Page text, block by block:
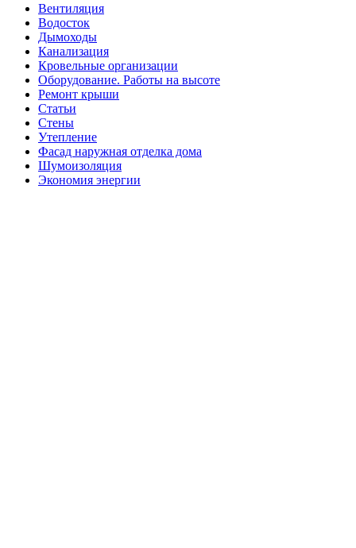
Вентиляция
Водосток
Дымоходы
Канализация
Кровельные организации
Оборудование. Работы на высоте
Ремонт крыши
Статьи
Стены
Утепление
Фасад наружная отделка дома
Шумоизоляция
Экономия энергии